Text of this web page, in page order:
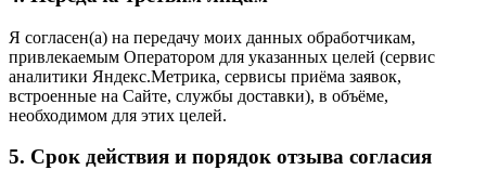
Я согласен(а) на передачу моих данных обработчикам,
привлекаемым Оператором для указанных целей (сервис
аналитики Яндекс.Метрика, сервисы приёма заявок,
встроенные на Сайте, службы доставки), в объёме,
необходимом для этих целей.
5. Срок действия и порядок отзыва согласия